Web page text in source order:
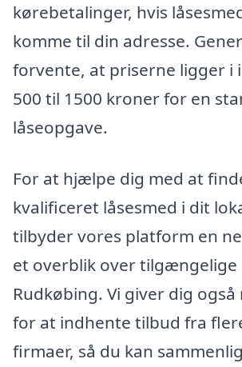
kørebetalinger, hvis
komme til din adresse.
forvente, at priserne ligger i
500 til 1500 kroner for en
låseopgave.
For at hjælpe dig med at
kvalificeret låsesmed i dit
tilbyder vores platform en
et overblik over tilgængelige
Rudkøbing. Vi giver dig
for at indhente tilbud fra
firmaer, så du kan